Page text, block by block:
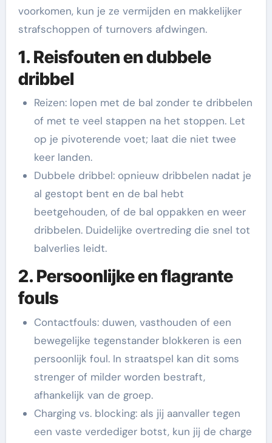
voorkomen, kun je ze vermijden en makkelijker
strafschoppen of turnovers afdwingen.
1. Reisfouten en dubbele
dribbel
Reizen: lopen met de bal zonder te dribbelen
of met te veel stappen na het stoppen. Let
op je pivoterende voet; laat die niet twee
keer landen.
Dubbele dribbel: opnieuw dribbelen nadat je
al gestopt bent en de bal hebt
beetgehouden, of de bal oppakken en weer
dribbelen. Duidelijke overtreding die snel tot
balverlies leidt.
2. Persoonlijke en flagrante
fouls
Contactfouls: duwen, vasthouden of een
bewegelijke tegenstander blokkeren is een
persoonlijk foul. In straatspel kan dit soms
strenger of milder worden bestraft,
afhankelijk van de groep.
Charging vs. blocking: als jij aanvaller tegen
een vaste verdediger botst, kun jij de charge